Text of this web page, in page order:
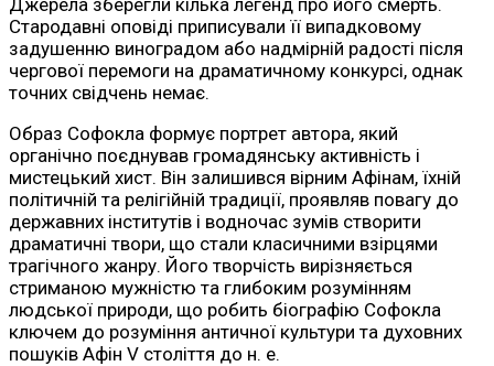
Стародавні оповіді приписували її випадковому
задушенню виноградом або надмірній радості після
чергової перемоги на драматичному конкурсі, однак
точних свідчень немає.
Образ Софокла формує портрет автора, який
органічно поєднував громадянську активність і
мистецький хист. Він залишився вірним Афінам, їхній
політичній та релігійній традиції, проявляв повагу до
державних інститутів і водночас зумів створити
драматичні твори, що стали класичними взірцями
трагічного жанру. Його творчість вирізняється
стриманою мужністю та глибоким розумінням
людської природи, що робить біографію Софокла
ключем до розуміння античної культури та духовних
пошуків Афін V століття до н. е.